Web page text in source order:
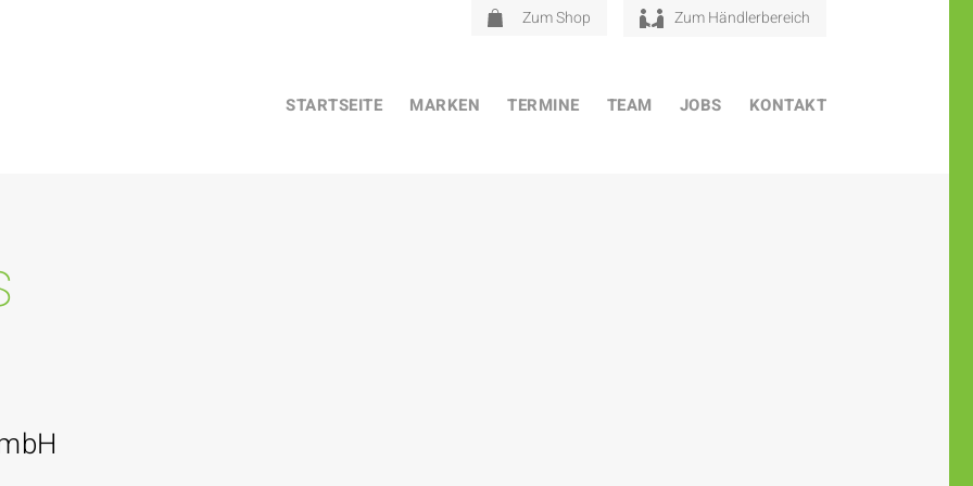
Zum Shop Zum Händlerbereich
STARTSEITE MARKEN TERMINE TEAM JOBS KONTAKT